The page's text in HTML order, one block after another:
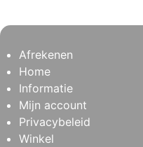
Afrekenen
Home
Informatie
Mijn account
Privacybeleid
Winkel